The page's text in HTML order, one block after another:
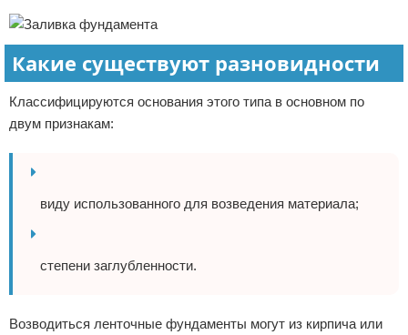
Какие существуют разновидности
Классифицируются основания этого типа в основном по
двум признакам:
виду использованного для возведения материала;
степени заглубленности.
Возводиться ленточные фундаменты могут из кирпича или